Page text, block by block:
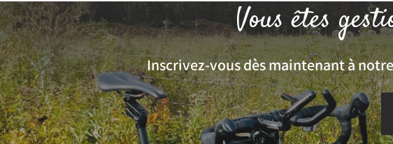
Vous êtes
Inscrivez-vous dès maintenant à